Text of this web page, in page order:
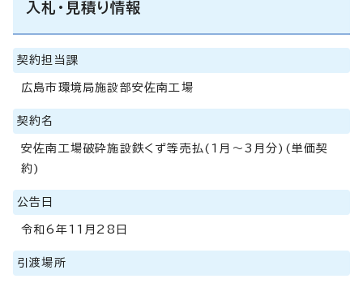
入札・見積り情報
契約担当課
広島市環境局施設部安佐南工場
契約名
安佐南工場破砕施設鉄くず等売払(1月～3月分)(単価契
約)
公告日
令和6年11月28日
引渡場所